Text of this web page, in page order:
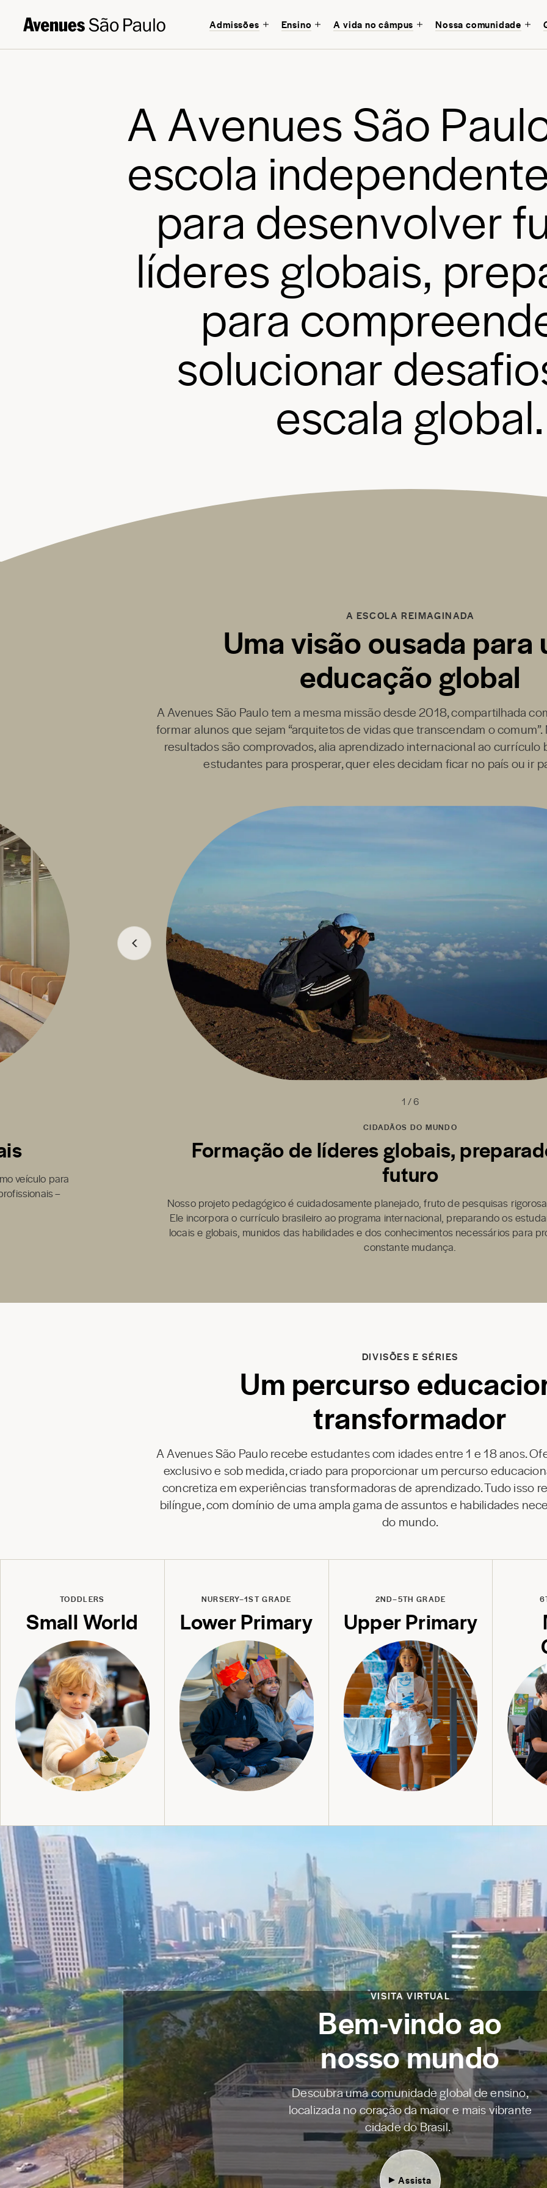
Admissões Ensino A vida no câmpus Nossa comunidade
Descubra a
Comece sua jornada
AAvenuesSão Paul
escola independente
para desenvolverf
líderesglobais, prep
paracompreend
solucionardesafio
escala global.
A ESCOLA REIMAGINADA
Uma visão ousada para
educação global
AAvenues São Paulotem a mesma missão desde 2018, compartilhada
formar alunos que sejam “arquitetos de vidas que transcendam o
resultados são comprovados, alia aprendizado internacional ao currículo
estudantes para prosperar, quer eles decidam ficar no país ou ir
veículo para
–
1 / 6
CIDADÃOS DO MUNDO
Formação de líderes globais,
futuro
Nosso projeto pedagógico é cuidadosamente planejado, fruto de pesquisas
Ele incorpora o currículo brasileiro ao programa internacional, preparando os
locais e globais, munidos das habilidades e dos conhecimentos necessários para
constante mudança.
DIVISÕES E SÉRIES
Um percurso
transformador
AAvenues São Paulorecebe estudantes com idades entre 1 e 18 anos.
exclusivo e sob medida, criado para proporcionar um percurso
concretiza em experiências transformadoras de aprendizado. Tudo isso
bilíngue, com domínio de uma ampla gama de assuntos e habilidades
do mundo.
TODDLERS
Small World
NURSERY–1ST GRADE
Lower Primary
2ND–5TH GRADE
Upper Primary
VISITA VIRTUAL
Bem-vindo ao
nosso mundo
Descubra uma comunidade global de ensino,
localizada no coração da maior e mais vibrante
cidade do Brasil.
Assista